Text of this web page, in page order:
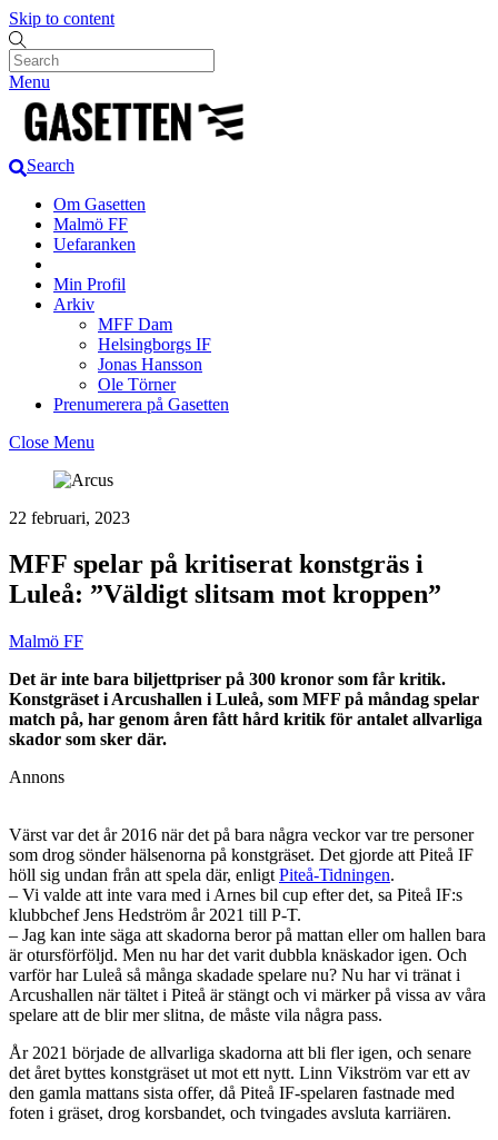
Skip to content
Menu
Search
Om Gasetten
Malmö FF
Uefaranken
Min Profil
Arkiv
MFF Dam
Helsingborgs IF
Jonas Hansson
Ole Törner
Prenumerera på Gasetten
Close Menu
22 februari, 2023
MFF spelar på kritiserat konstgräs i
Luleå: ”Väldigt slitsam mot kroppen”
Malmö FF
Det är inte bara biljettpriser på 300 kronor som får kritik.
Konstgräset i Arcushallen i Luleå, som MFF på måndag spelar
match på, har genom åren fått hård kritik för antalet allvarliga
skador som sker där.
Annons
Värst var det år 2016 när det på bara några veckor var tre personer
som drog sönder hälsenorna på konstgräset. Det gjorde att Piteå IF
höll sig undan från att spela där, enligt Piteå-Tidningen.
– Vi valde att inte vara med i Arnes bil cup efter det, sa Piteå IF:s
klubbchef Jens Hedström år 2021 till P-T.
– Jag kan inte säga att skadorna beror på mattan eller om hallen bara
är otursförföljd. Men nu har det varit dubbla knäskador igen. Och
varför har Luleå så många skadade spelare nu? Nu har vi tränat i
Arcushallen när tältet i Piteå är stängt och vi märker på vissa av våra
spelare att de blir mer slitna, de måste vila några pass.
År 2021 började de allvarliga skadorna att bli fler igen, och senare
det året byttes konstgräset ut mot ett nytt. Linn Vikström var ett av
den gamla mattans sista offer, då Piteå IF-spelaren fastnade med
foten i gräset, drog korsbandet, och tvingades avsluta karriären.